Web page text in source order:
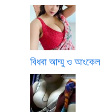
বিধবা আম্মু ও আংকেল